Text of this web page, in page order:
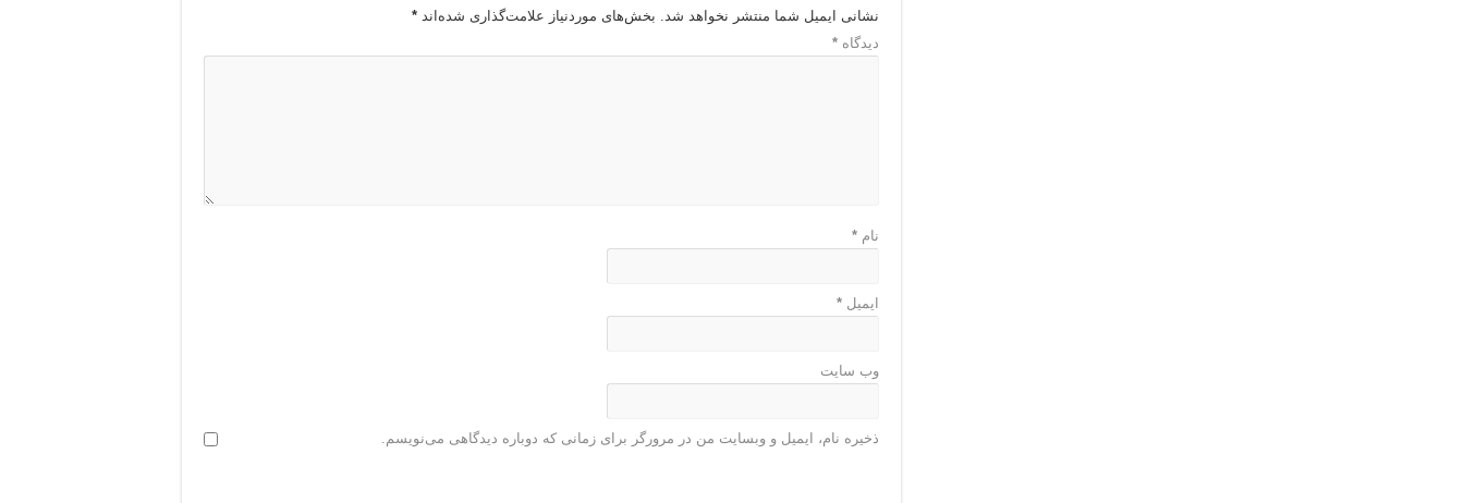
نشانی ایمیل شما منتشر نخواهد شد. بخش‌های موردنیاز علامت‌گذاری شده‌اند *
دیدگاه *
نام *
ایمیل *
وب‌ سایت
ذخیره نام، ایمیل و وبسایت من در مرورگر برای زمانی که دوباره دیدگاهی می‌نویسم.